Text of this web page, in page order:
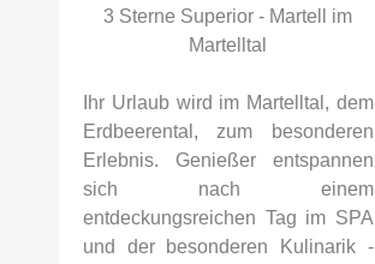
3 Sterne Superior - Martell im
Martelltal
Ihr Urlaub wird im Martelltal, dem
Erdbeerental, zum besonderen
Erlebnis. Genießer entspannen
sich nach einem
entdeckungsreichen Tag im SPA
und der besonderen Kulinarik -